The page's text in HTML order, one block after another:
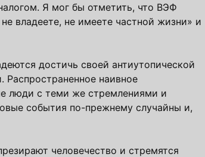
Я мог бы отметить, что ВЭФ
владеете, не имеете частной жизни» и
достичь своей антиутопической
наивное
люди с теми же стремлениями и
события по-прежнему случайны и,
человечество и стремятся